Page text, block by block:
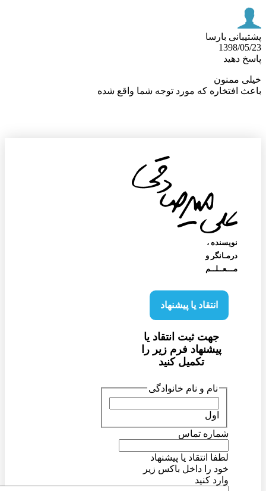
بارسا
1398/
دهید
ممنون
افتخاره که مورد توجه شما واقع شده
نویسنده‌ ،
درمـانگر و
مـــعــلــم
انتقاد یا پیشنهاد
جهت ثبت انتقاد یا
پیشنهاد فرم زیر را
تکمیل کنید
نام و نام خانوادگی
شماره تماس
لطفا انتقاد یا پیشنهاد
خود را داخل باکس زیر
وارد کنید